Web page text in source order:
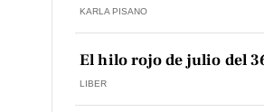
KARLA PISANO
El hilo rojo de julio del
LIBER